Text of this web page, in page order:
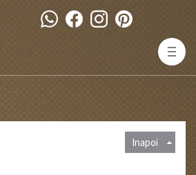
Inapoi